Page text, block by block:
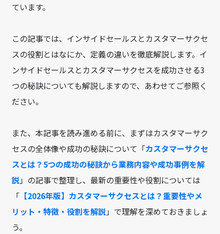
ています。
この記事では、インサイドセールスとカスタマーサクセ
スの役割とはなにか、定義の違いを徹底解説します。イ
ンサイドセールスとカスタマーサクセスを成功させる3
つの秘訣についても解説しますので、あわせてご参照く
ださい。
また、本記事を読み進める前に、まずはカスタマーサク
セスの全体像や成功の秘訣について「カスタマーサクセ
スとは？5つの成功の秘訣から業務内容や成功事例を解
説 」の記事で整理し、最新の重要性や役割については
「 【2026年版】カスタマーサクセスとは？重要性やメ
リット・特徴・役割を解説 」で理解を深めておきましょ
う。